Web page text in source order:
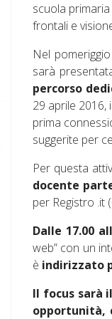
scuola
frontali e
Nel
sarà
percorso
29 aprile 2016,
prima
suggerite per
Per questa
docente
per Registro .it
Dalle 17.00
web” con un
è indirizzato
Il focus sarà
opportunità,